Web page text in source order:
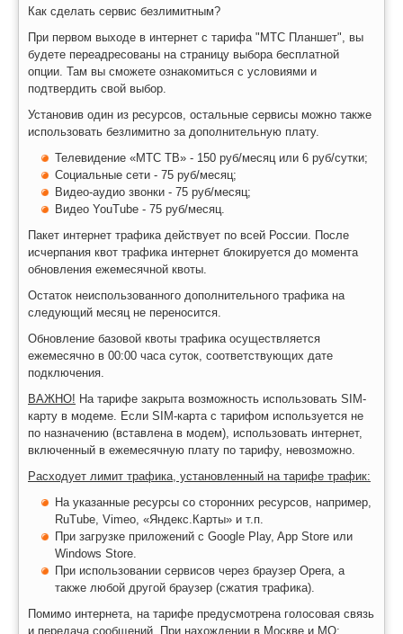
Как сделать сервис безлимитным?
При первом выходе в интернет с тарифа "МТС Планшет", вы
будете переадресованы на страницу выбора бесплатной
опции. Там вы сможете ознакомиться с условиями и
подтвердить свой выбор.
Установив один из ресурсов, остальные сервисы можно также
использовать безлимитно за дополнительную плату.
Телевидение «МТС ТВ» - 150 руб/месяц или 6 руб/сутки;
Социальные сети - 75 руб/месяц;
Видео-аудио звонки - 75 руб/месяц;
Видео YouTube - 75 руб/месяц.
Пакет интернет трафика действует по всей России. После
исчерпания квот трафика интернет блокируется до момента
обновления ежемесячной квоты.
Остаток неиспользованного дополнительного трафика на
следующий месяц не переносится.
Обновление базовой квоты трафика осуществляется
ежемесячно в 00:00 часа суток, соответствующих дате
подключения.
ВАЖНО! На тарифе закрыта возможность использовать SIM-
карту в модеме. Если SIM-карта c тарифом используется не
по назначению (вставлена в модем), использовать интернет,
включенный в ежемесячную плату по тарифу, невозможно.
Расходует лимит трафика, установленный на тарифе трафик:
На указанные ресурсы со сторонних ресурсов, например,
RuTube, Vimeo, «Яндекс.Карты» и т.п.
При загрузке приложений с Google Play, App Store или
Windows Store.
При использовании сервисов через браузер Opera, а
также любой другой браузер (сжатия трафика).
Помимо интернета, на тарифе предусмотрена голосовая связь
и передача сообщений. При нахождении в Москве и МО: